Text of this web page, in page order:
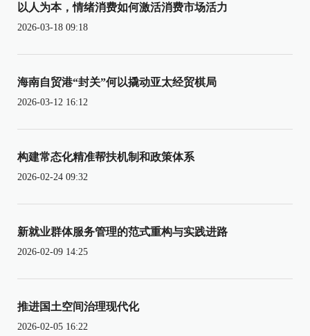
以人为本，情绪消费如何激活消费市场活力
2026-03-18 09:18
海南自贸港“封关”何以撬动亚太经贸棋局
2026-03-12 16:12
构建常态化精准帮扶机制和政策体系
2026-02-24 09:32
新就业群体服务管理的范式重构与实践进路
2026-02-09 14:25
推进国土空间治理现代化
2026-02-05 16:22